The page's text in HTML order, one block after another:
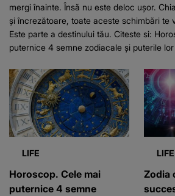
mergi înainte. Însă nu este deloc ușor.
și încrezătoare, toate aceste schimbări te
Este parte a destinului tău. Citeste si:
puternice 4 semne zodiacale şi puterile
LIFE
Horoscop. Cele mai
puternice 4 semne
LIFE
Zodia